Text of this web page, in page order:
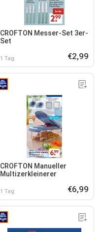
CROFTON Messer-Set 3er-
Set
1 Tag €2,99
CROFTON Manueller
Multizerkleinerer
1 Tag €6,99